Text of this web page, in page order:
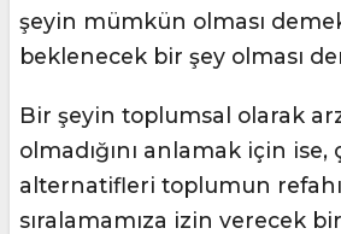
şeyin mümkün olması
beklenecek bir şey olması
Bir şeyin toplumsal olarak
olmadığını anlamak için ise,
alternatifleri toplumun
sıralamamıza izin verecek